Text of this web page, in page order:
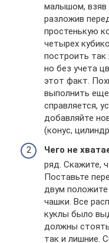
малышом, взяв
разложив
простенькую
четырех
построить так
но без учета
этот факт.
выполнить
справляется,
добавляйте
(конус,
Чего не
ряд. Скажите,
Поставьте
двум
чашки. Все
куклы было
должны
так и лишние.